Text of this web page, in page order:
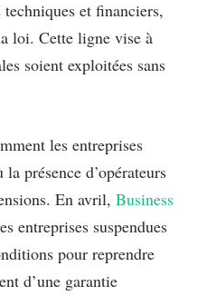
et financiers,
loi. Cette ligne vise à
soient exploitées sans
les entreprises
présence d’opérateurs
En avril, Business
entreprises suspendues
pour reprendre
d’une garantie